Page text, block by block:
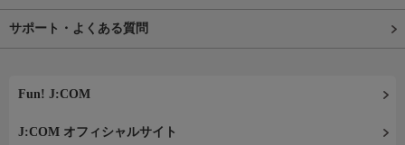
サポート・よくある質問
Fun! J:COM
J:COM オフィシャルサイト